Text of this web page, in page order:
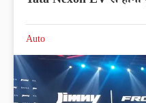
Auto